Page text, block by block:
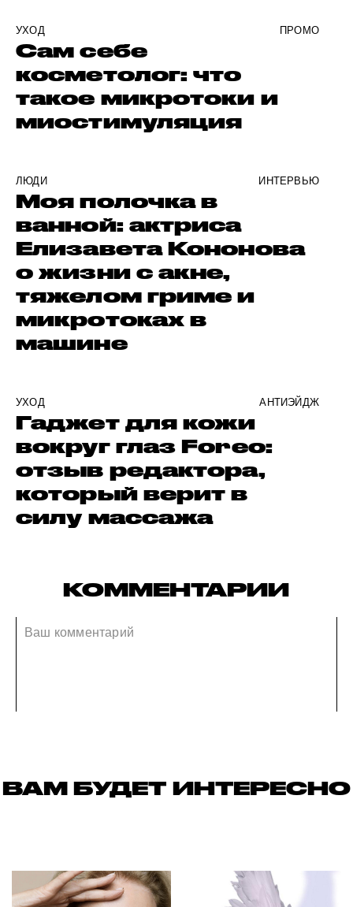
УХОД ПРОМО
Сам себе
косметолог: что
такое микротоки и
миостимуляция
ЛЮДИ ИНТЕРВЬЮ
Моя полочка в
ванной: актриса
Елизавета Кононова
о жизни с акне,
тяжелом гриме и
микротоках в
машине
УХОД АНТИЭЙДЖ
Гаджет для кожи
вокруг глаз Foreo:
отзыв редактора,
который верит в
силу массажа
КОММЕНТАРИИ
ВАМ БУДЕТ ИНТЕРЕСНО